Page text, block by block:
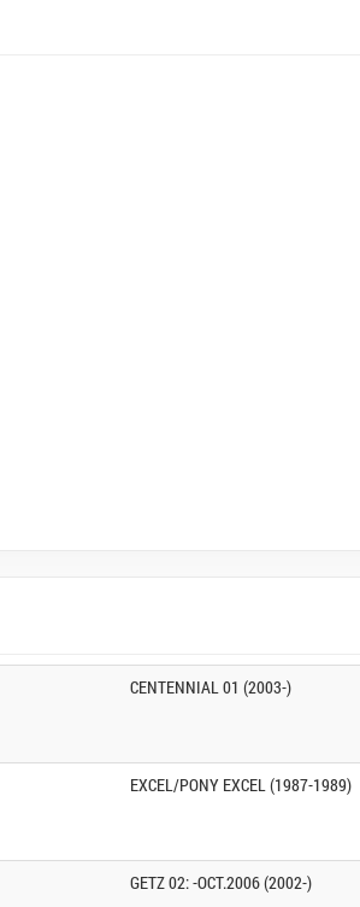
CENTENNIAL 01 (2003-)
EXCEL/PONY EXCEL (1987-1989)
GETZ 02: -OCT.2006 (2002-)